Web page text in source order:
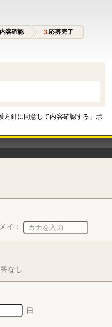
容確認 応募完了
方針に同意して内容確認する」ボ
メイ：
なし
日